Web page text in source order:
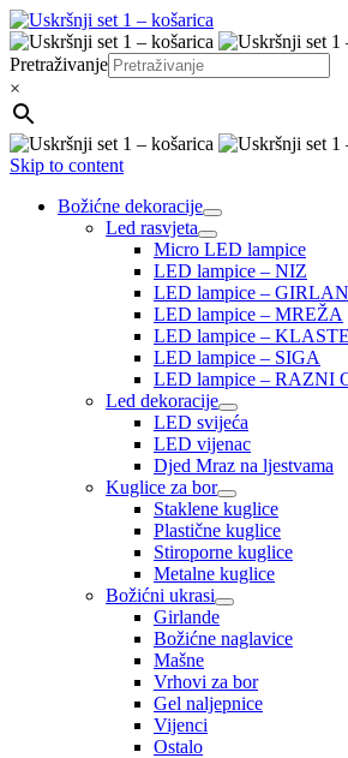
Pretraživanje
×
Skip to content
Božićne dekoracije
Led rasvjeta
Micro LED lampice
LED lampice – NIZ
LED lampice –
LED lampice – MREŽA
LED lampice –
LED lampice – SIGA
LED lampice – RAZNI
Led dekoracije
LED svijeća
LED vijenac
Djed Mraz na ljestvama
Kuglice za bor
Staklene kuglice
Plastične kuglice
Stiroporne kuglice
Metalne kuglice
Božićni ukrasi
Girlande
Božićne naglavice
Mašne
Vrhovi za bor
Gel naljepnice
Vijenci
Ostalo